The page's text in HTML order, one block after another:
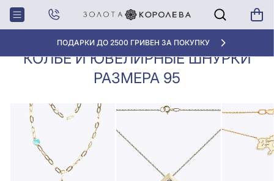
ПОДАРКИ ДО 2500 ГРИВЕН ЗА ПОКУПКУ
Главная
Колье, Ювелирные
шнурки
Колье и ювелирные шнурки
размера 95
КОЛЬЕ И ЮВЕЛИРНЫЕ ШНУРКИ
РАЗМЕРА 95